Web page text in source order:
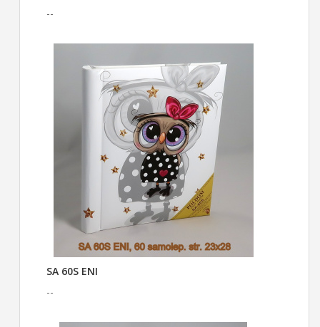
--
SA 60S ENI
--